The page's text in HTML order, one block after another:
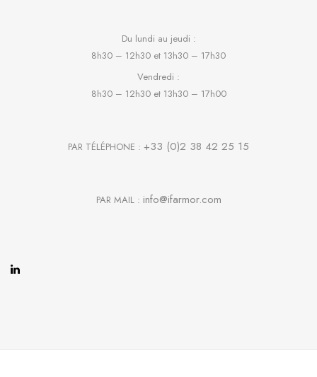
Du lundi au jeudi :
8h30 – 12h30 et 13h30 – 17h30
Vendredi :
8h30 – 12h30 et 13h30 – 17h00
PAR TÉLÉPHONE : +33 (0)2 38 42 25 15
PAR MAIL : info@ifarmor.com